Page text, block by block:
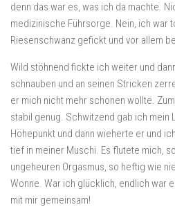
denn das war es, was ich da machte.
medizinische Führsorge. Nein, ich war
Riesenschwanz gefickt und vor allem
Wild stöhnend fickte ich weiter und
schnauben und an seinen Stricken
er mich nicht mehr schonen wollte.
stabil genug. Schwitzend gab ich mein
Höhepunkt und dann wieherte er und
tief in meiner Muschi. Es flutete mich,
ungeheuren Orgasmus, so heftig wie
Wonne. War ich glücklich, endlich war
mit mir gemeinsam!